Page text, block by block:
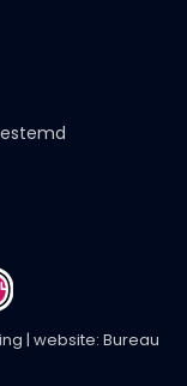
| website: Bureau